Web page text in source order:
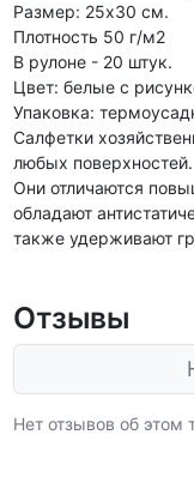
Размер: 25х30 см.
Плотность 50 г/м2
В рулоне - 20 штук.
Цвет: белые с
Упаковка:
Салфетки
любых поверхностей.
Они отличаются
обладают
также удерживают
Отзывы
Нет отзывов об этом